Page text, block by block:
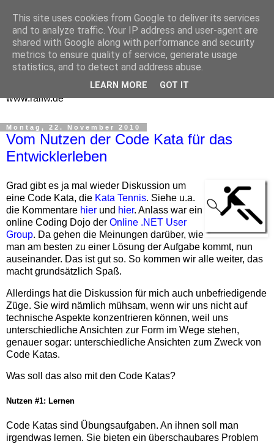
One Man Think Tank
Gedanken
Spontanes und Überlegtes aus meinem "Denkraum" -
www.ralfw.de
Montag, 22. November 2010
Vom Nutzen der Code Kata für das
Entwicklerleben
Grad gibt es ja mal wieder Diskussion um
eine Code Kata, die Kata Tennis. Siehe u.a.
die Kommentare hier und hier. Anlass war ein
online Coding Dojo der Online .NET User
Group. Da gehen die Meinungen darüber, wie
man am besten zu einer Lösung der Aufgabe kommt, nun
auseinander. Das ist gut so. So kommen wir alle weiter, das
macht grundsätzlich Spaß.
Allerdings hat die Diskussion für mich auch unbefriedigende
Züge. Sie wird nämlich mühsam, wenn wir uns nicht auf
technische Aspekte konzentrieren können, weil uns
unterschiedliche Ansichten zur Form im Wege stehen,
genauer sogar: unterschiedliche Ansichten zum Zweck von
Code Katas.
Was soll das also mit den Code Katas?
Nutzen #1: Lernen
Code Katas sind Übungsaufgaben. An ihnen soll man
irgendwas lernen. Sie bieten ein überschaubares Problem
This site uses cookies from Google to deliver its services
and to analyze traffic. Your IP address and user-agent are
shared with Google along with performance and security
metrics to ensure quality of service, generate usage
statistics, and to detect and address abuse.
LEARN MORE GOT IT